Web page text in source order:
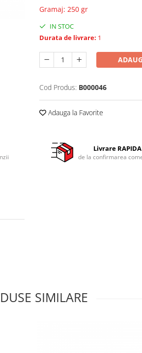
Gramaj: 250 gr
IN STOC
Durata de livrare: 1
Cod Produs: B000046
Adauga la Favorite
Livrare RAPIDA
de la confirmarea
SIMILARE